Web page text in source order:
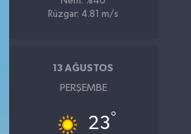
Rüzgar: 4.81 m/s
13 AĞUSTOS
PERŞEMBE
23°